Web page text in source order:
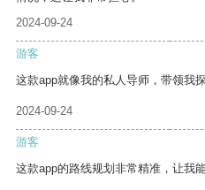
2024-09-24
游客
这款app就像我的私人导师，带领我
2024-09-24
游客
这款app的路线规划非常精准，让我